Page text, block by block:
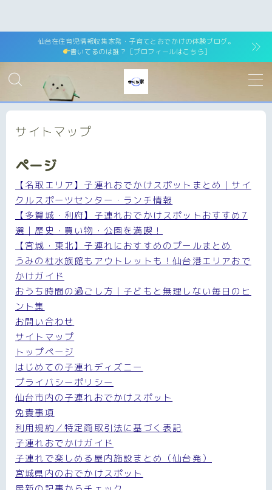
仙台在住育児情報収集家発・子育てとおでかけの体験ブログ。
書いてるのは誰？［プロフィールはこちら］
サイトマップ
ページ
【名取エリア】子連れおでかけスポットまとめ｜サイ
クルスポーツセンター・ランチ情報
【多賀城・利府】子連れおでかけスポットおすすめ7
選｜歴史・買い物・公園を満喫！
【宮城・東北】子連れにおすすめのプールまとめ
うみの杜水族館もアウトレットも！仙台港エリアおで
かけガイド
おうち時間の過ごし方｜子どもと無理しない毎日のヒ
ント集
お問い合わせ
サイトマップ
トップページ
はじめての子連れディズニー
プライバシーポリシー
仙台市内の子連れおでかけスポット
免責事項
利用規約／特定商取引法に基づく表記
子連れおでかけガイド
子連れで楽しめる屋内施設まとめ（仙台発）
宮城県内のおでかけスポット